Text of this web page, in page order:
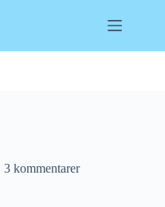
3 kommentarer